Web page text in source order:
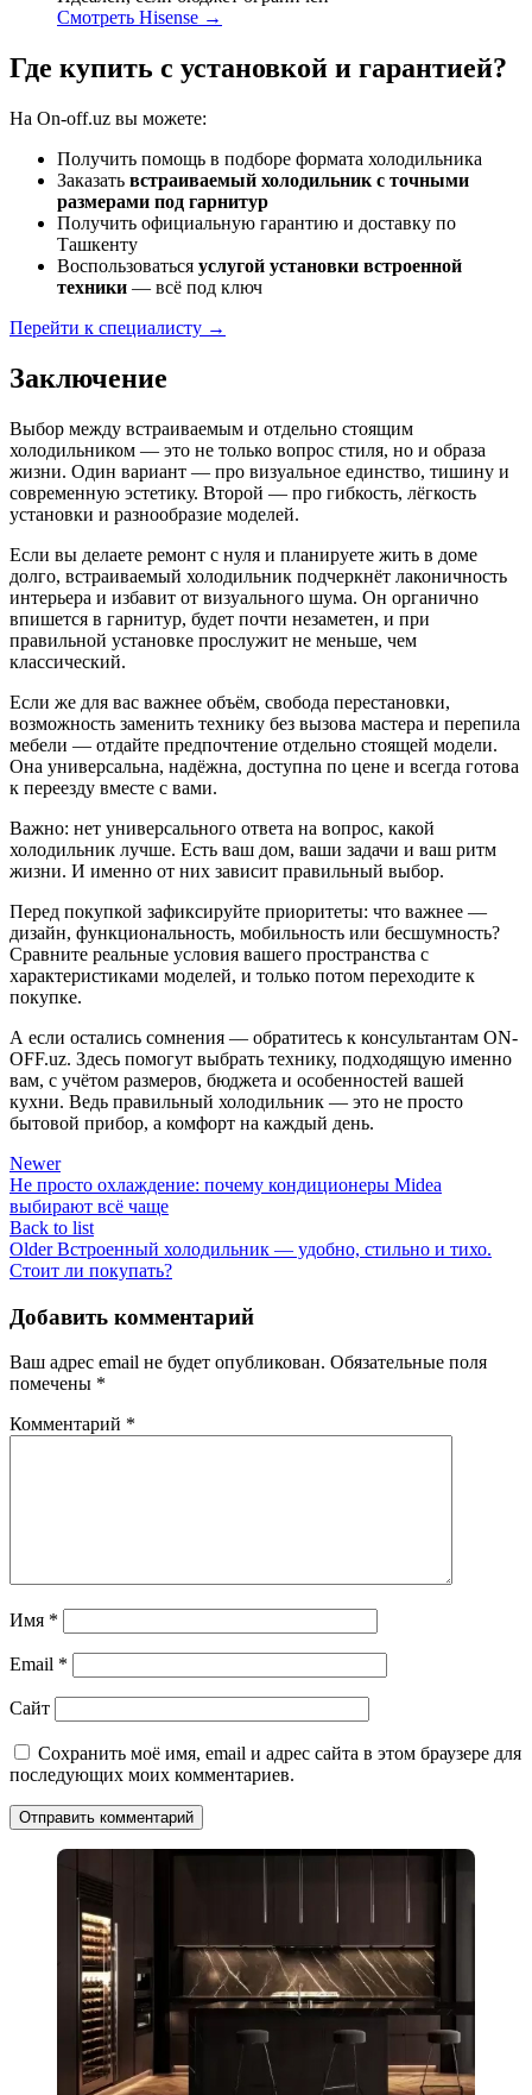
Смотреть Hisense →
Где купить с установкой и гарантией?
На On-off.uz вы можете:
Получить помощь в подборе формата холодильника
Заказать встраиваемый холодильник с точными
размерами под гарнитур
Получить официальную гарантию и доставку по
Ташкенту
Воспользоваться услугой установки встроенной
техники — всё под ключ
Перейти к специалисту →
Заключение
Выбор между встраиваемым и отдельно стоящим
холодильником — это не только вопрос стиля, но и образа
жизни. Один вариант — про визуальное единство, тишину и
современную эстетику. Второй — про гибкость, лёгкость
установки и разнообразие моделей.
Если вы делаете ремонт с нуля и планируете жить в доме
долго, встраиваемый холодильник подчеркнёт лаконичность
интерьера и избавит от визуального шума. Он органично
впишется в гарнитур, будет почти незаметен, и при
правильной установке прослужит не меньше, чем
классический.
Если же для вас важнее объём, свобода перестановки,
возможность заменить технику без вызова мастера и перепила
мебели — отдайте предпочтение отдельно стоящей модели.
Она универсальна, надёжна, доступна по цене и всегда готова
к переезду вместе с вами.
Важно: нет универсального ответа на вопрос, какой
холодильник лучше. Есть ваш дом, ваши задачи и ваш ритм
жизни. И именно от них зависит правильный выбор.
Перед покупкой зафиксируйте приоритеты: что важнее —
дизайн, функциональность, мобильность или бесшумность?
Сравните реальные условия вашего пространства с
характеристиками моделей, и только потом переходите к
покупке.
А если остались сомнения — обратитесь к консультантам ON-
OFF.uz. Здесь помогут выбрать технику, подходящую именно
вам, с учётом размеров, бюджета и особенностей вашей
кухни. Ведь правильный холодильник — это не просто
бытовой прибор, а комфорт на каждый день.
Newer
Не просто охлаждение: почему кондиционеры Midea
выбирают всё чаще
Back to list
Older Встроенный холодильник — удобно, стильно и тихо.
Стоит ли покупать?
Добавить комментарий
Ваш адрес email не будет опубликован. Обязательные поля
помечены *
Комментарий *
Имя *
Email *
Сайт
Сохранить моё имя, email и адрес сайта в этом браузере для
последующих моих комментариев.